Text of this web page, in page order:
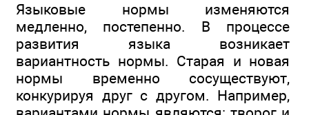
Языковые нормы изменяются
медленно, постепенно. В процессе
развития языка возникает
вариантность нормы. Старая и новая
нормы временно сосуществуют,
конкурируя друг с другом. Например,